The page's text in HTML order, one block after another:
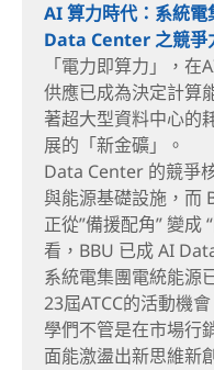
AI 算力時代：系統
Data Center 之競爭
「電力即算力」，
供應已成為決定計算
著超大型資料中心的
展的「新金礦」。
Data Center 的競爭
與能源基礎設施，而
正從”備援配角” 變成
看，BBU 已成 AI
系統電集團電統能源
23屆ATCC的活動機
學們不管是在市場行
面能激盪出新思維新